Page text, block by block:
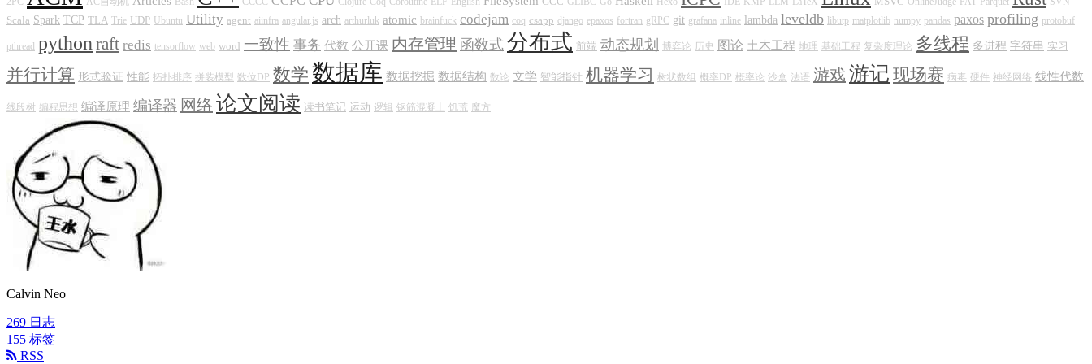
Scala Spark TCP TLA Trie UDP Ubuntu Utility agent aiinfra angular.js arch arthurluk atomic brainfuck codejam coq csapp django epaxos fortran gRPC git grafana inline lambda leveldb libutp matplotlib numpy pandas paxos profiling protobuf
pthread python raft redis tensorflow web word 一致性 事务 代数 公开课 内存管理 函数式 分布式 前端 动态规划 博弈论 历史 图论 土木工程 地理 基础工程 复杂度理论 多线程 多进程 字符串 实习
并行计算 形式验证 性能 拓扑排序 拼装模型 数位DP 数学 数据库 数据挖掘 数据结构 数论 文学 智能指针 机器学习 树状数组 概率DP 概率论 沙盒 法语 游戏 游记 现场赛 病毒 硬件 神经网络 线性代数
线段树 编程思想 编译原理 编译器 网络 论文阅读 读书笔记 运动 逻辑 钢筋混凝土 饥荒 魔方
Calvin Neo
269 日志
155 标签
RSS